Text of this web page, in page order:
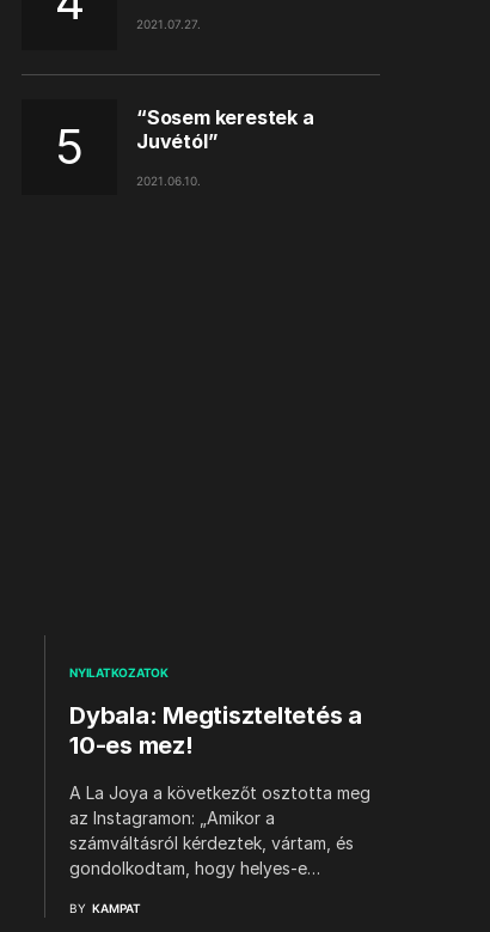
2021.07.27.
“Sosem kerestek a
Juvétól”
2021.06.10.
NYILATKOZATOK
Dybala: Megtiszteltetés a
10-es mez!
A La Joya a következőt osztotta meg
az Instagramon: „Amikor a
számváltásról kérdeztek, vártam, és
gondolkodtam, hogy helyes-e…
BY KAMPAT